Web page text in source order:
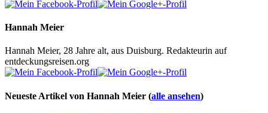
Hannah Meier
Hannah Meier, 28 Jahre alt, aus Duisburg. Redakteurin auf
entdeckungsreisen.org
Neueste Artikel von Hannah Meier (alle ansehen)